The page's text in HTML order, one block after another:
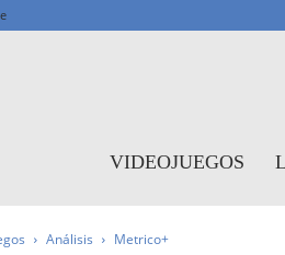
VIDEOJUEGOS
Análisis Metrico+